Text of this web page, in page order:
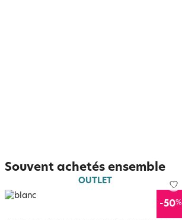
Souvent achetés ensemble
OUTLET
-50%